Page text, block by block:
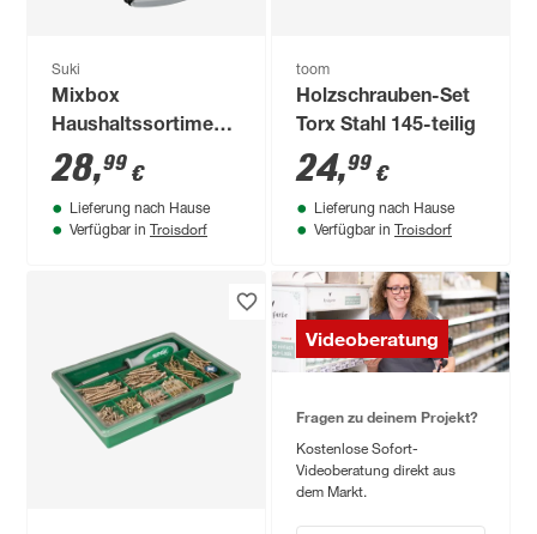
Suki
Mixbox
Haushaltssortiment
470 Stück
28,99 €
Lieferung nach Hause
Verfügbar in Troisdorf
toom
Holzschrauben-Set
Torx Stahl 145-teilig
24,99 €
Lieferung nach Hause
Verfügbar in Troisdorf
Videoberatung
Fragen zu deinem Projekt?
Kostenlose Sofort-
Videoberatung direkt aus
dem Markt.